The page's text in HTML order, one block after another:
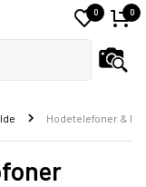
0 0
Hodetelefoner &